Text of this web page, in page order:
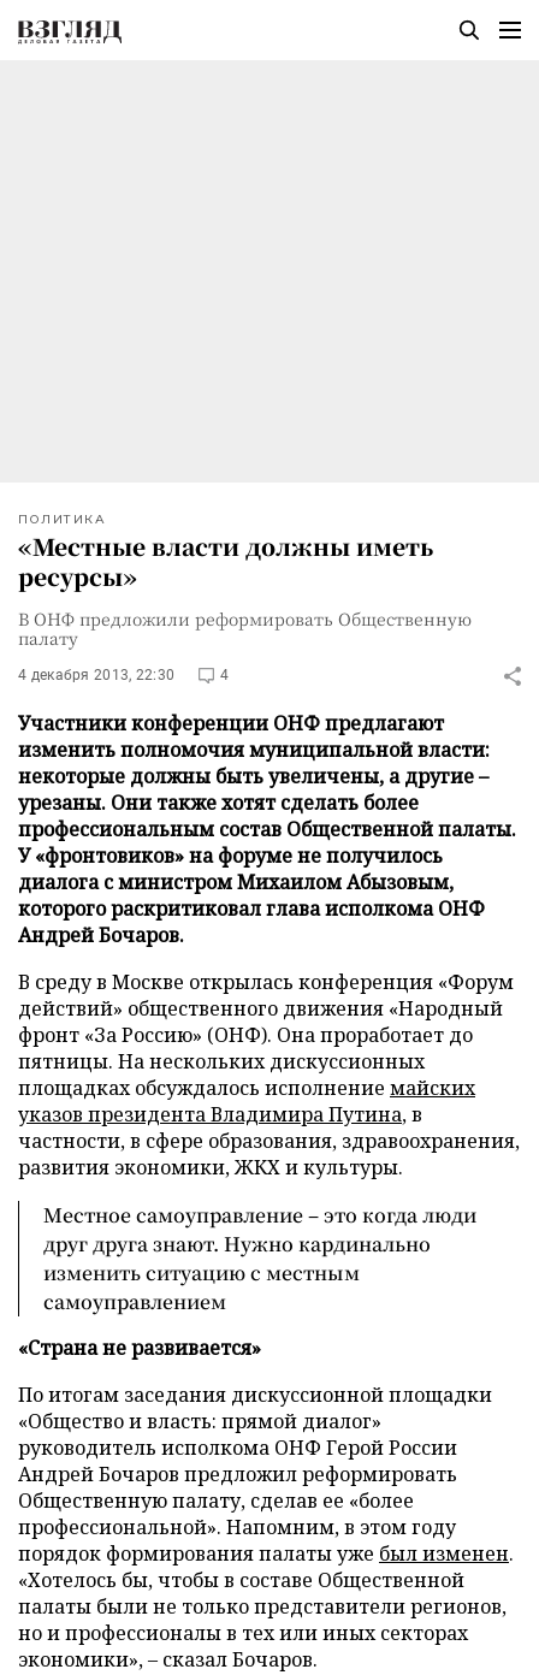
ПОЛИТИКА
«Местные власти должны иметь
ресурсы»
В ОНФ предложили реформировать Общественную
палату
4 декабря 2013, 22:30 4
Участники конференции ОНФ предлагают
изменить полномочия муниципальной власти:
некоторые должны быть увеличены, а другие –
урезаны. Они также хотят сделать более
профессиональным состав Общественной палаты.
У «фронтовиков» на форуме не получилось
диалога с министром Михаилом Абызовым,
которого раскритиковал глава исполкома ОНФ
Андрей Бочаров.
В среду в Москве открылась конференция «Форум
действий» общественного движения «Народный
фронт «За Россию» (ОНФ). Она проработает до
пятницы. На нескольких дискуссионных
площадках обсуждалось исполнение майских
указов президента Владимира Путина, в
частности, в сфере образования, здравоохранения,
развития экономики, ЖКХ и культуры.
Местное самоуправление – это когда люди
друг друга знают. Нужно кардинально
изменить ситуацию с местным
самоуправлением
«Страна не развивается»
По итогам заседания дискуссионной площадки
«Общество и власть: прямой диалог»
руководитель исполкома ОНФ Герой России
Андрей Бочаров предложил реформировать
Общественную палату, сделав ее «более
профессиональной». Напомним, в этом году
порядок формирования палаты уже был изменен.
«Хотелось бы, чтобы в составе Общественной
палаты были не только представители регионов,
но и профессионалы в тех или иных секторах
экономики», – сказал Бочаров.